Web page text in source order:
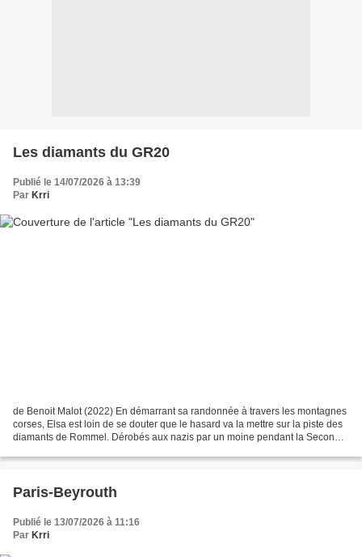
Les diamants du GR20
Publié le 14/07/2026 à 13:39
Par Krri
de Benoit Malot (2022) En démarrant sa randonnée à travers les montagnes
corses, Elsa est loin de se douter que le hasard va la mettre sur la piste des
diamants de Rommel. Dérobés aux nazis par un moine pendant la Seconde
Paris-Beyrouth
Publié le 13/07/2026 à 11:16
Par Krri